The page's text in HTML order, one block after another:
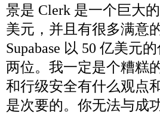
景是 Clerk 是一个巨大
美元，并且有很多满意
Supabase 以 50 亿美元
两位。我一定是个糟糕
和行级安全有什么观点
是次要的。你无法与成